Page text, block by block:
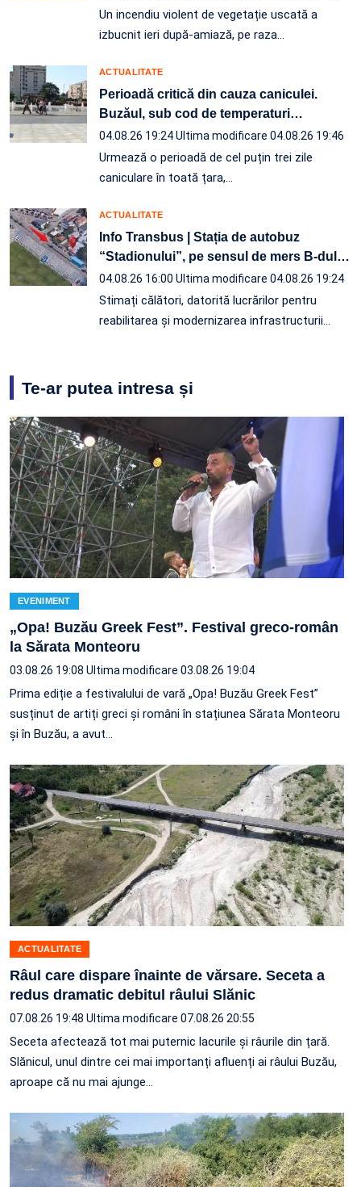
Un incendiu violent de vegetație uscată a
izbucnit ieri după-amiază, pe raza…
ACTUALITATE
Perioadă critică din cauza caniculei.
Buzăul, sub cod de temperaturi…
04.08.26 19:24Ultima modificare 04.08.26 19:46
Urmează o perioadă de cel puțin trei zile
caniculare în toată țara,…
ACTUALITATE
Info Transbus | Stația de autobuz
“Stadionului”, pe sensul de mers B-dul …
04.08.26 16:00 Ultima modificare 04.08.26 19:24
Stimați călători, datorită lucrărilor pentru
reabilitarea și modernizarea infrastructurii…
Te-ar putea intresa și
EVENIMENT
„Opa! Buzău Greek Fest”. Festival greco-român
la Sărata Monteoru
03.08.26 19:08 Ultima modificare 03.08.26 19:04
Prima ediție a festivalului de vară „Opa! Buzău Greek Fest”
susținut de artiți greci și români în stațiunea Sărata Monteoru
și în Buzău, a avut…
ACTUALITATE
Râul care dispare înainte de vărsare. Seceta a
redus dramatic debitul râului Slănic
07.08.26 19:48 Ultima modificare 07.08.26 20:55
Seceta afectează tot mai puternic lacurile și râurile din țară.
Slănicul, unul dintre cei mai importanți afluenți ai râului Buzău,
aproape că nu mai ajunge…